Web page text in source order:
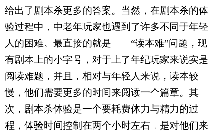
给出了剧本杀更多的答案。当然，在剧本杀的体
验过程中，中老年玩家也遇到了许多不同于年轻
人的困难。最直接的就是——“读本难”问题，现
有剧本上的小字号，对于上了年纪玩家来说实是
阅读难题，并且，相对与年轻人来说，读本较
慢，他们需要更多的时间来阅读一个篇章。其
次，剧本杀体验是一个要耗费体力与精力的过
程，体验时间控制在两个小时左右，是对他们来